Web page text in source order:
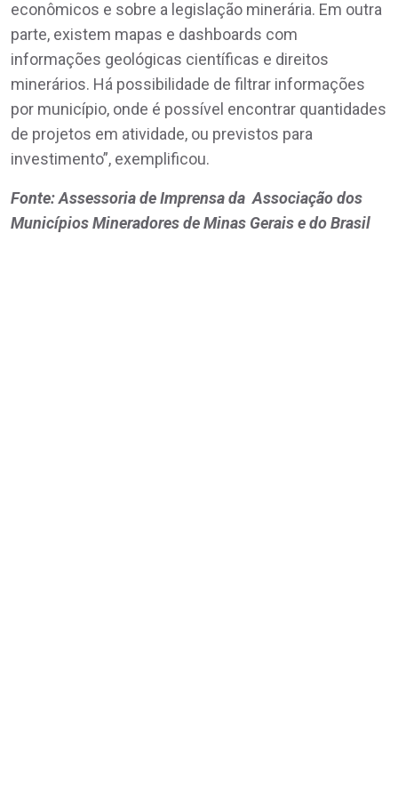
econômicos e sobre a legislação minerária. Em outra
parte, existem mapas e dashboards com
informações geológicas científicas e direitos
minerários. Há possibilidade de filtrar informações
por município, onde é possível encontrar quantidades
de projetos em atividade, ou previstos para
investimento”, exemplificou.
Fonte: Assessoria de Imprensa da Associação dos
Municípios Mineradores de Minas Gerais e do Brasil